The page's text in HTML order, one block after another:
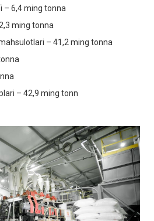
– 6,4 ming tonna
ming tonna
– 41,2 ming tonna
– 42,9 ming tonn